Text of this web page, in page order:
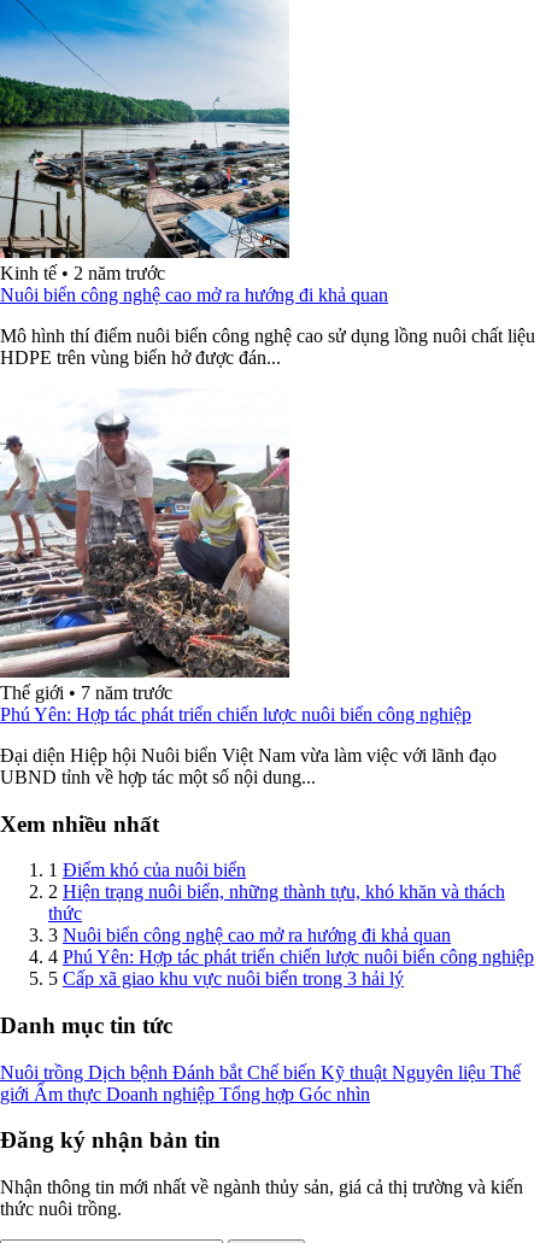
Kinh tế • 2 năm trước
Nuôi biển công nghệ cao mở ra hướng đi khả quan
Mô hình thí điểm nuôi biển công nghệ cao sử dụng lồng nuôi chất liệu
HDPE trên vùng biển hở được đán...
Thế giới • 7 năm trước
Phú Yên: Hợp tác phát triển chiến lược nuôi biển công nghiệp
Đại diện Hiệp hội Nuôi biển Việt Nam vừa làm việc với lãnh đạo
UBND tỉnh về hợp tác một số nội dung...
Xem nhiều nhất
1 Điểm khó của nuôi biển
2 Hiện trạng nuôi biển, những thành tựu, khó khăn và thách
thức
3 Nuôi biển công nghệ cao mở ra hướng đi khả quan
4 Phú Yên: Hợp tác phát triển chiến lược nuôi biển công nghiệp
5 Cấp xã giao khu vực nuôi biển trong 3 hải lý
Danh mục tin tức
Nuôi trồng Dịch bệnh Đánh bắt Chế biến Kỹ thuật Nguyên liệu Thế
giới Ẩm thực Doanh nghiệp Tổng hợp Góc nhìn
Đăng ký nhận bản tin
Nhận thông tin mới nhất về ngành thủy sản, giá cả thị trường và kiến
thức nuôi trồng.